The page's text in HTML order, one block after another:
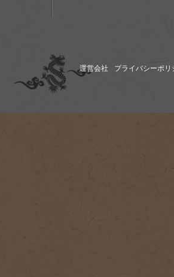
運営会社 プライバシーポリ